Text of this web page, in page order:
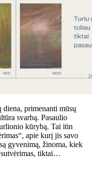
primenanti mūsų
svarbą. Pasaulio
kūrybą. Tai itin
apie kurį jis savo
gyvenimą, žinoma, kiek
sutvėrimas, tiktai…